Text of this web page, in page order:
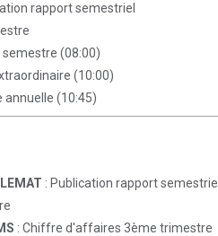
rapport semestriel
semestre (08:00)
(10:00)
annuelle (10:45)
: Publication rapport semestriel
: Chiffre d'affaires 3ème trimestre